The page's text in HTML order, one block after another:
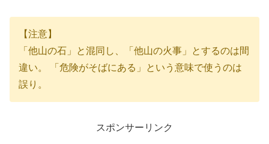
【注意】
「他山の石」と混同し、「他山の火事」とするのは間
違い。 「危険がそばにある」という意味で使うのは
誤り。
スポンサーリンク